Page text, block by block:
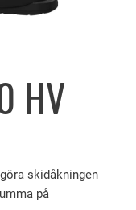
HV
skidåkningen
på